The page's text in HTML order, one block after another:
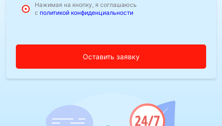
Нажимая на кнопку, я соглашаюсь
с политикой конфиденциальности